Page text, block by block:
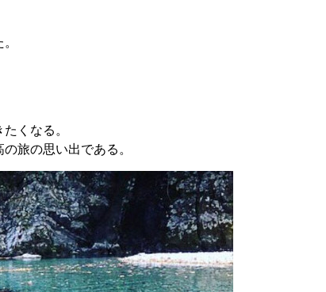
くなる。
旅の思い出である。